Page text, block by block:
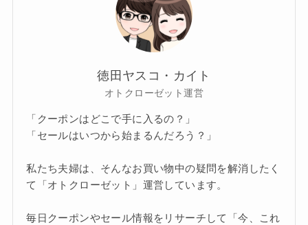
徳田ヤスコ・カイト
オトクローゼット運営
「クーポンはどこで手に入るの？」
「セールはいつから始まるんだろう？」
私たち夫婦は、そんなお買い物中の疑問を解消したく
て「オトクローゼット」運営しています。
毎日クーポンやセール情報をリサーチして「今、これ